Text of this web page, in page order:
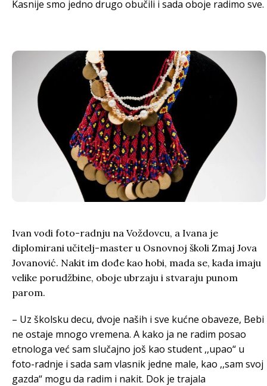
Kasnije smo jedno drugo obučili i sada oboje radimo sve.
Ivan vodi foto-radnju na Voždovcu, a Ivana je
diplomirani učitelj-master u Osnovnoj školi Zmaj Jova
Jovanović. Nakit im dođe kao hobi, mada se, kada imaju
velike porudžbine, oboje ubrzaju i stvaraju punom
parom.
– Uz školsku decu, dvoje naših i sve kućne obaveze, Bebi
ne ostaje mnogo vremena. A kako ja ne radim posao
etnologa već sam slučajno još kao student ,,upao“ u
foto-radnje i sada sam vlasnik jedne male, kao ,,sam svoj
gazda“ mogu da radim i nakit. Dok je trajala